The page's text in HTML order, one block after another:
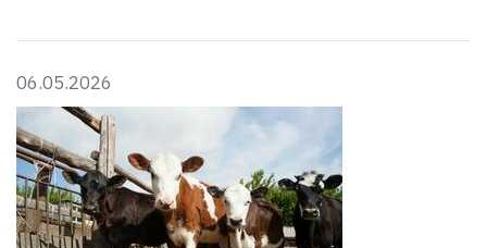
06.05.2026